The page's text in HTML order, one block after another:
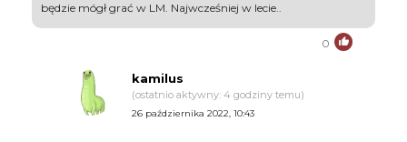
będzie mógł grać w LM. Najwcześniej w lecie..
0
kamilus
(ostatnio aktywny: 4 godziny temu)
26 października 2022, 10:43